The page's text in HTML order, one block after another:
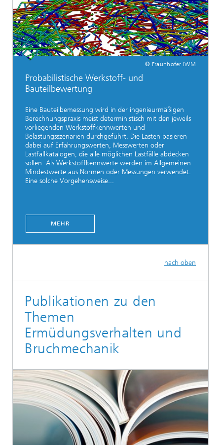
© Fraunhofer IWM
Probabilistische Werkstoff- und
Bauteilbewertung
Eine Bauteilbemessung wird in der ingenieurmäßigen
Berechnungspraxis meist deterministisch mit den jeweils
vorliegenden Werkstoffkennwerten und
Belastungsszenarien durchgeführt. Die Lasten basieren
dabei auf Erfahrungswerten, Messwerten oder
Lastfallkatalogen, die alle möglichen Lastfälle abdecken
sollen. Als Werkstoffkennwerte werden im Allgemeinen
Mindestwerte aus Normen oder Messungen verwendet.
Eine solche Vorgehensweise...
MEHR
nach oben
Publikationen zu den
Themen
Ermüdungsverhalten und
Bruchmechanik